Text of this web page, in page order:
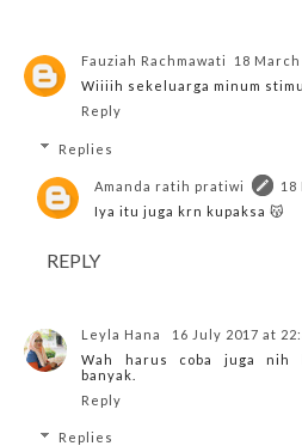
Fauziah Rachmawati
18
Wiiiih sekeluarga minum
Reply
Replies
Amanda ratih pratiwi
18
Iya itu juga krn kupaksa 😽
REPLY
Leyla Hana
16 July 2017 at
Wah harus coba juga nih
banyak.
Reply
Replies